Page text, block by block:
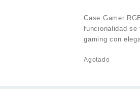
Case Gamer
funcionalidad se
gaming con
Agotado